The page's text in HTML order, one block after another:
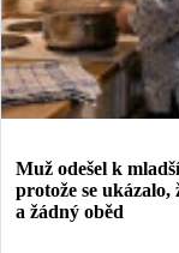
Muž odešel k
protože se
a žádný oběd